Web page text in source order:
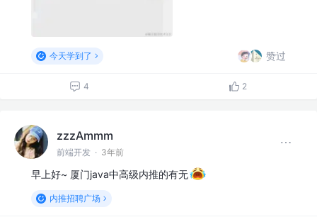
今天学到了 赞过
4 2
zzzAmmm
前端开发 · 3年前
早上好~ 厦门java中高级内推的有无
内推招聘广场